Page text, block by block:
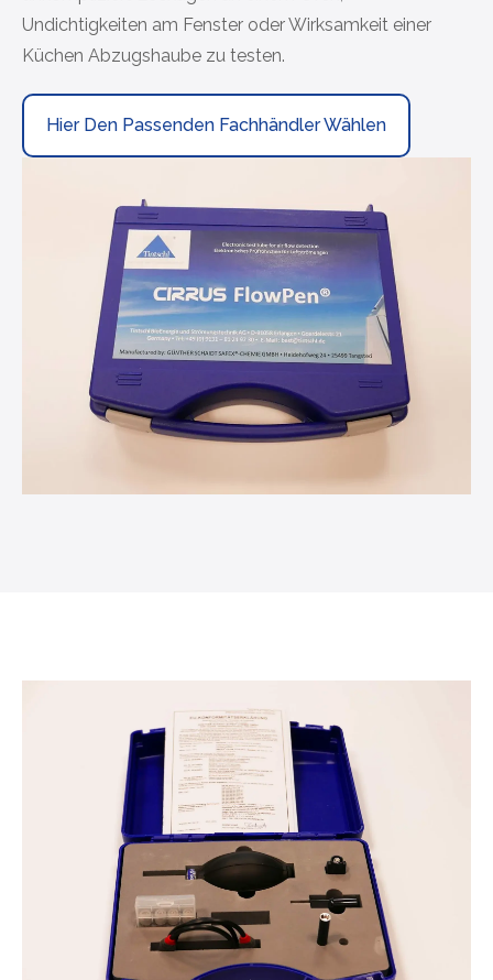
Undichtigkeiten am Fenster oder Wirksamkeit einer
Küchen Abzugshaube zu testen.
Hier Den Passenden Fachhändler Wählen